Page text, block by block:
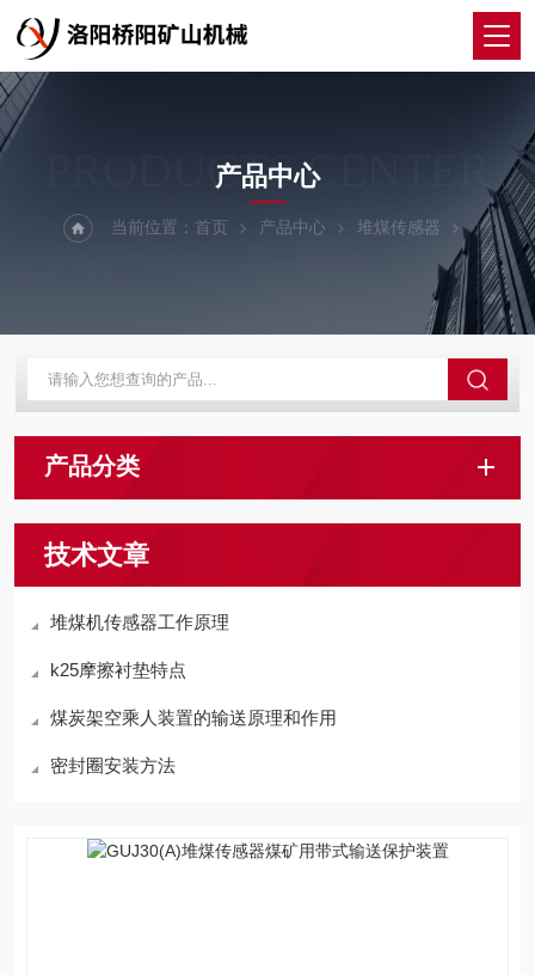
PRODUCTS CENTER
产品中心
当前位置： 首页 产品中心 堆煤传感器
产品分类
技术文章
堆煤机传感器工作原理
k25摩擦衬垫特点
煤炭架空乘人装置的输送原理和作用
密封圈安装方法